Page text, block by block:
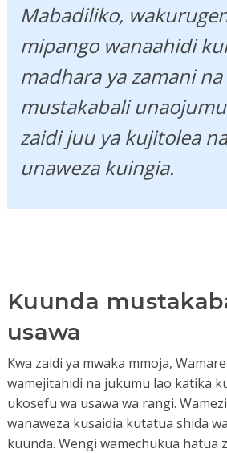
Mabadiliko,
mipango wanaahidi
madhara ya zamani
mustakabali
zaidi juu ya kujitolea
unaweza kuingia.
Kuunda
usawa
Kwa zaidi ya mwaka mmoja,
wamejitahidi na jukumu lao katika
ukosefu wa usawa wa rangi.
wanaweza kusaidia kutatua shida
kuunda. Wengi wamechukua hatua